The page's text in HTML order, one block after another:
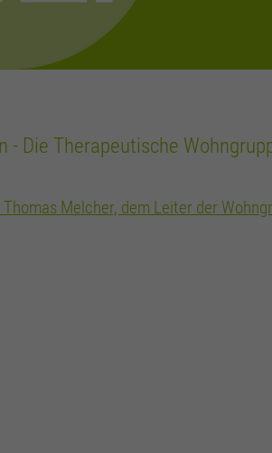
- Die Therapeutische
Melcher, dem Leiter der